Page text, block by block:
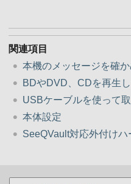
関連項目
本機のメッセージを確か
BDやDVD、CDを再生
USBケーブルを使って
本体設定
SeeQVault対応外付け